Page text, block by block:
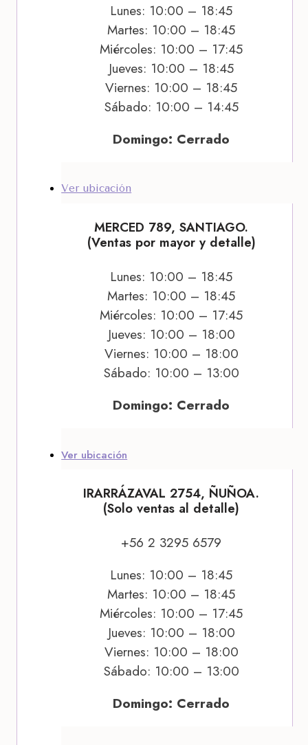
Lunes: 10:00 – 18:45
Martes: 10:00 – 18:45
Miércoles: 10:00 – 17:45
Jueves: 10:00 – 18:45
Viernes: 10:00 – 18:45
Sábado: 10:00 – 14:45
Domingo: Cerrado
Ver ubicación
MERCED 789, SANTIAGO.
(Ventas por mayor y detalle)
Lunes: 10:00 – 18:45
Martes: 10:00 – 18:45
Miércoles: 10:00 – 17:45
Jueves: 10:00 – 18:00
Viernes: 10:00 – 18:00
Sábado: 10:00 – 13:00
Domingo: Cerrado
Ver ubicación
IRARRÁZAVAL 2754, ÑUÑOA.
(Solo ventas al detalle)
+56 2 3295 6579
Lunes: 10:00 – 18:45
Martes: 10:00 – 18:45
Miércoles: 10:00 – 17:45
Jueves: 10:00 – 18:00
Viernes: 10:00 – 18:00
Sábado: 10:00 – 13:00
Domingo: Cerrado